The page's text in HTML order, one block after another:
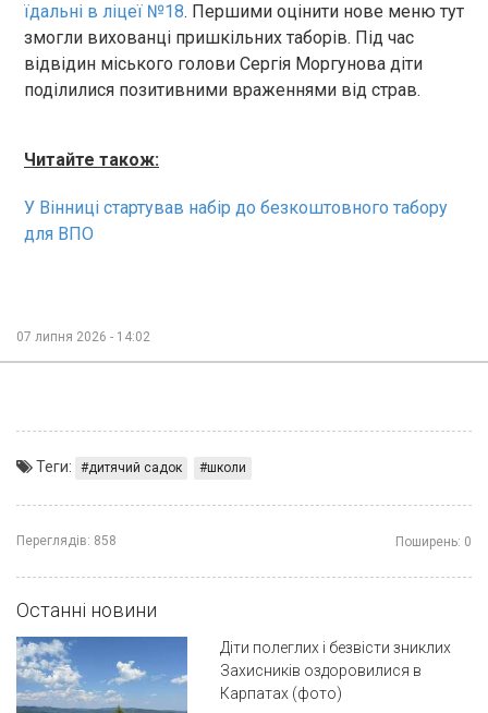
їдальні в ліцеї №18. Першими оцінити нове меню тут
змогли вихованці пришкільних таборів. Під час
відвідин міського голови Сергія Моргунова діти
поділилися позитивними враженнями від страв.
Читайте також:
У Вінниці стартував набір до безкоштовного табору
для ВПО
07 липня 2026 - 14:02
Теги: дитячий садок школи
Переглядів: 858 Поширень: 0
Останні новини
Діти полеглих і безвісти зниклих
Захисників оздоровилися в
Карпатах (фото)